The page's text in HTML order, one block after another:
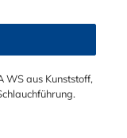
kann eine
durch eine
finden
in fast allen